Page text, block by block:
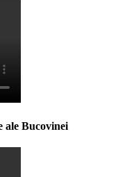
ale Bucovinei